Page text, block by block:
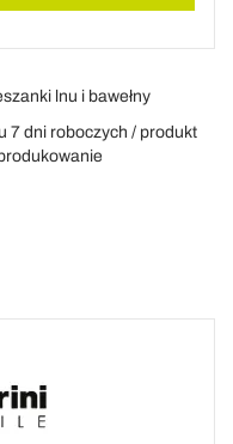
lnu i bawełny
7 dni roboczych / produkt